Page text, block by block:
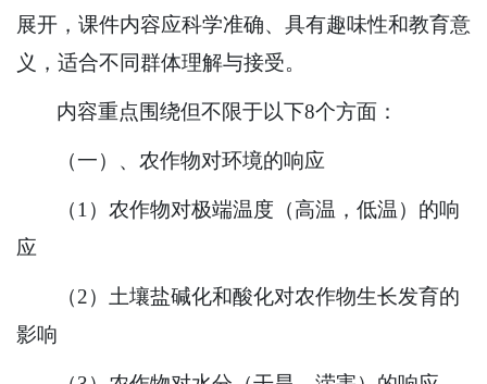
展开，课件内容应科学准确、具有趣味性和教育意
义，适合不同群体理解与接受。
内容重点围绕但不限于以下8个方面：
（一）、农作物对环境的响应
（1）农作物对极端温度（高温，低温）的响
应
（2）土壤盐碱化和酸化对农作物生长发育的
影响